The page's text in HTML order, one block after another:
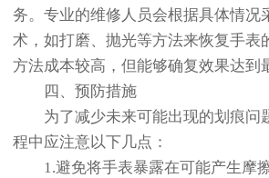
务。专业的维修人员会根据具体情况
术，如打磨、抛光等方法来恢复手表
方法成本较高，但能够确复效果达到
四、预防措施
为了减少未来可能出现的划痕问
程中应注意以下几点：
1.避免将手表暴露在可能产生摩